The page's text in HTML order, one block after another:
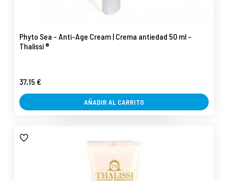
Phyto Sea - Anti-Age Cream | Crema antiedad 50 ml -
Thalissi ®
37,15 €
AÑADIR AL CARRITO